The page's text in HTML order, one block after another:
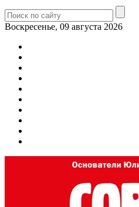
Воскресенье, 09 августа 2026